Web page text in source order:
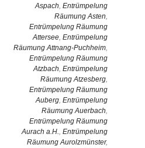
Aspach, Entrümpelung
Räumung Asten,
Entrümpelung Räumung
Attersee, Entrümpelung
Räumung Attnang-Puchheim,
Entrümpelung Räumung
Atzbach, Entrümpelung
Räumung Atzesberg,
Entrümpelung Räumung
Auberg, Entrümpelung
Räumung Auerbach,
Entrümpelung Räumung
Aurach a.H., Entrümpelung
Räumung Aurolzmünster,